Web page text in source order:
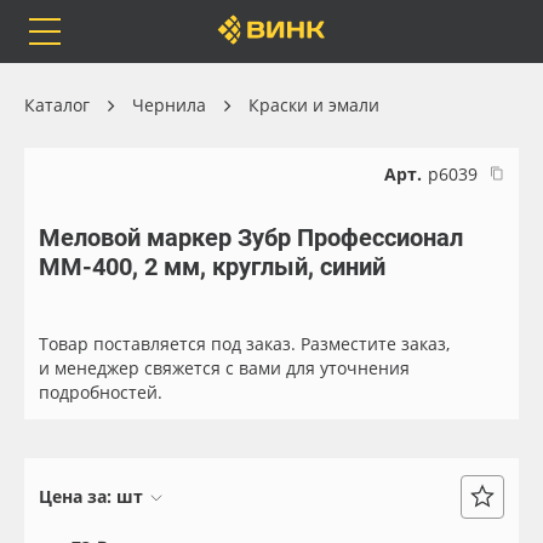
Каталог
Бренды
Оплата
Весь каталог
Самоклеящиеся плёнки
Чернила
Каталог Чернила Краски и эмали
Арт. р6039
Меловой маркер Зубр Профессионал
ММ-400, 2 мм, круглый, синий
Товар поставляется под заказ. Разместите заказ,
и менеджер свяжется с вами для уточнения
подробностей.
Цена за: шт